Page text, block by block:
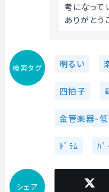
考になって
ありがとう
検索タグ 明るい
四拍子
金管楽器-低
ﾄﾞﾗﾑ ﾊﾟ
シェア